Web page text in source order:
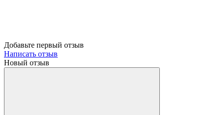
Добавьте первый отзыв
Написать отзыв
Новый отзыв